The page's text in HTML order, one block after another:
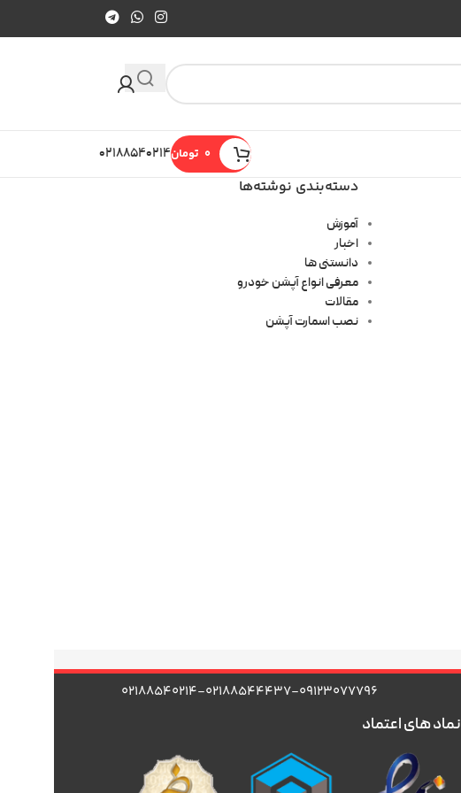
تومان۰۲۱۸۸۵۴۰۲۱۴
دسته‌بندی نوشته‌ها
آموزش
اخبار
دانستنی ها
معرفی انواع آپشن خودرو
مقالات
نصب اسمارت آپشن
۰۲۱۸۸۵۴۰۲۱۴-۰۲۱۸۸۵۴۴۴۳۷-۰۹۱۲۳۰۷۷۷۹۶
نماد های اعتماد